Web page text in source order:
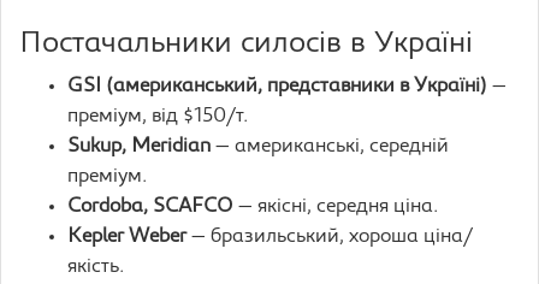
Постачальники силосів в Україні
GSI (американський, представники в Україні) —
преміум, від $150/т.
Sukup, Meridian — американські, середній
преміум.
Cordoba, SCAFCO — якісні, середня ціна.
Kepler Weber— бразильський, хороша ціна/
якість.